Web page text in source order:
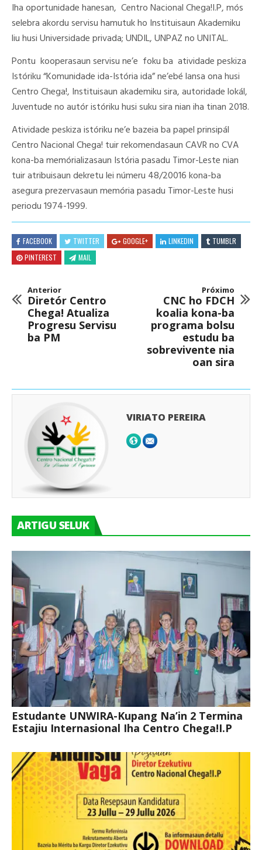
Iha oportunidade hanesan, Centro Nacional Chega!I.P, mós
selebra akordu servisu hamutuk ho Instituisaun Akademiku
liu husi Universidade privada; UNDIL, UNPAZ no UNITAL.
Pontu kooperasaun servisu ne’e foku ba atividade peskiza
Istóriku “Komunidade ida-Istória ida” ne’ebé lansa ona husi
Centro Chega!, Instituisaun akademiku sira, autoridade lokál,
Juventude no autór istóriku husi suku sira nian iha tinan 2018.
Atividade peskiza istóriku ne’e bazeia ba papel prinsipál
Centro Nacional Chega! tuir rekomendasaun CAVR no CVA
kona-ba memórializasaun Istória pasadu Timor-Leste nian
tuir atribuisaun dekretu lei númeru 48/20016 kona-ba
asegura prezervasaun memória pasadu Timor-Leste husi
periodu 1974-1999.
FACEBOOK TWITTER GOOGLE+ LINKEDIN
TUMBLR
PINTEREST
MAIL
Anterior
Diretór Centro
Chega! Atualiza
Progresu Servisu
ba PM
Próximo
CNC ho FDCH
koalia kona-ba
programa bolsu
estudu ba
sobrevivente nia
oan sira
VIRIATO PEREIRA
ARTIGU SELUK
Estudante UNWIRA-Kupang Na’in 2 Termina
Estajiu Internasional Iha Centro Chega!I.P